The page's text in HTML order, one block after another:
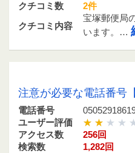
クチコミ数
2件
クチコミ内容
宝塚郵便局
います。…
注意が必要な電話番号
電話番号
ユーザー評価
アクセス数
256回
検索数
1,282回